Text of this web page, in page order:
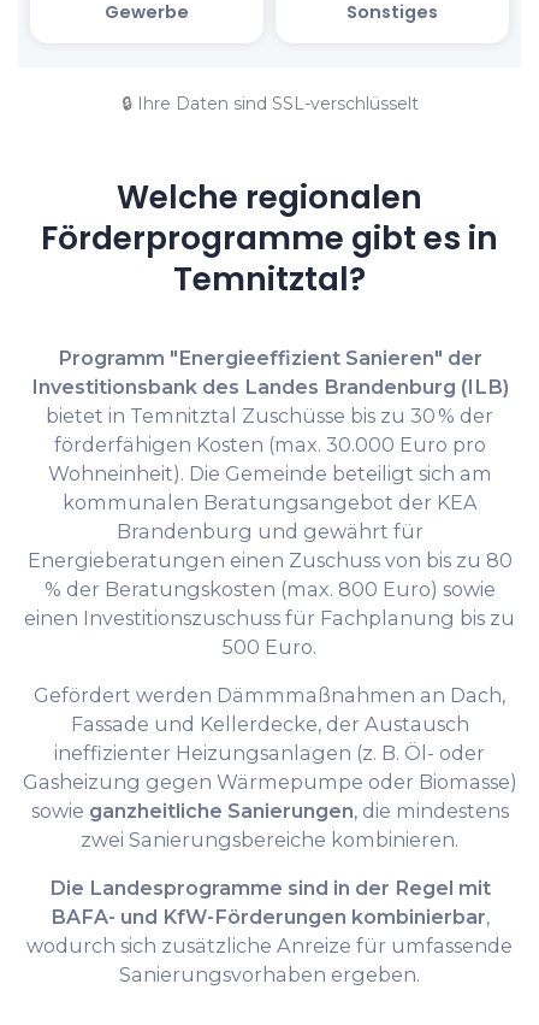
🔒 Ihre Daten sind SSL-verschlüsselt
Welche regionalen
Förderprogramme gibt es in
Temnitztal?
Programm "Energieeffizient Sanieren" der
Investitionsbank des Landes Brandenburg (ILB)
bietet in Temnitztal Zuschüsse bis zu 30 % der
förderfähigen Kosten (max. 30.000 Euro pro
Wohneinheit). Die Gemeinde beteiligt sich am
kommunalen Beratungsangebot der KEA
Brandenburg und gewährt für
Energieberatungen einen Zuschuss von bis zu 80
% der Beratungskosten (max. 800 Euro) sowie
einen Investitionszuschuss für Fachplanung bis zu
500 Euro.
Gefördert werden Dämmmaßnahmen an Dach,
Fassade und Kellerdecke, der Austausch
ineffizienter Heizungsanlagen (z. B. Öl- oder
Gasheizung gegen Wärmepumpe oder Biomasse)
sowie ganzheitliche Sanierungen, die mindestens
zwei Sanierungsbereiche kombinieren.
Die Landesprogramme sind in der Regel mit
BAFA- und KfW-Förderungen kombinierbar,
wodurch sich zusätzliche Anreize für umfassende
Sanierungsvorhaben ergeben.